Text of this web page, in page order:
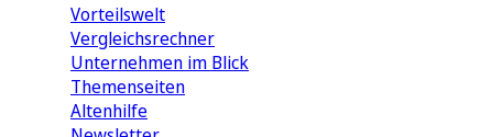
Vorteilswelt
Vergleichsrechner
Unternehmen im Blick
Themenseiten
Altenhilfe